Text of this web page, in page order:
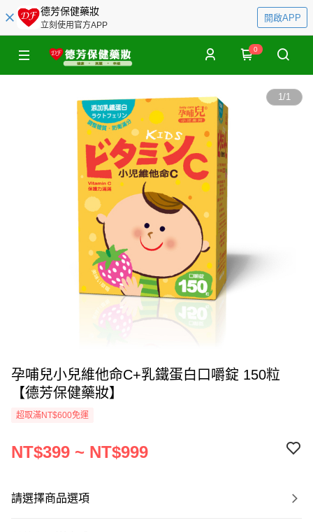
德芳保健藥妝
立刻使用官方APP
開啟APP
0
1/1
孕哺兒小兒維他命C+乳鐵蛋白口嚼錠 150粒
【德芳保健藥妝】
超取滿NT$600免運
NT$399 ~ NT$999
請選擇商品選項